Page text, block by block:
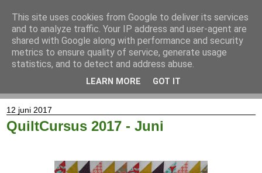
12 juni 2017
QuiltCursus 2017 - Juni
This site uses cookies from Google to deliver its services
and to analyze traffic. Your IP address and user-agent are
shared with Google along with performance and security
metrics to ensure quality of service, generate usage
statistics, and to detect and address abuse.
LEARN MORE GOT IT